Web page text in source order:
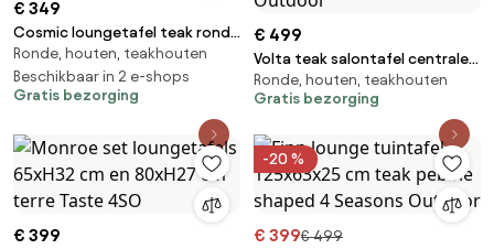
€ 349
Cosmic loungetafel teak rond
65x35 cm slate antraciet
Ronde, houten, teakhouten
Beschikbaar in 2 e-shops
Gratis bezorging
€ 499
Volta teak salontafel centrale
poot latte 60 cm. Ø (H 35) 4
Seasons Outdoor
Ronde, houten, teakhouten
Gratis bezorging
€ 399
-20 %
€ 399€ 499